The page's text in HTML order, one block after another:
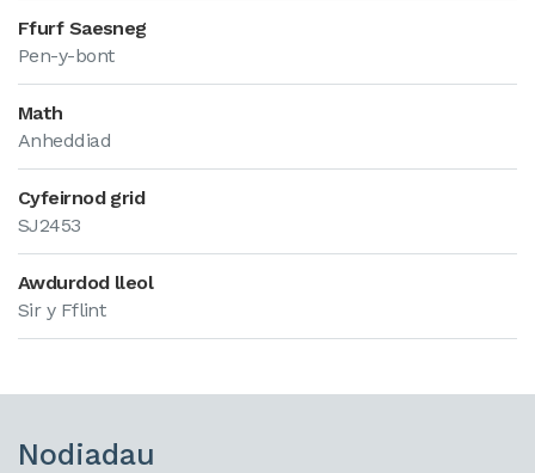
Ffurf Saesneg
Pen-y-bont
Math
Anheddiad
Cyfeirnod grid
SJ2453
Awdurdod lleol
Sir y Fflint
Nodiadau